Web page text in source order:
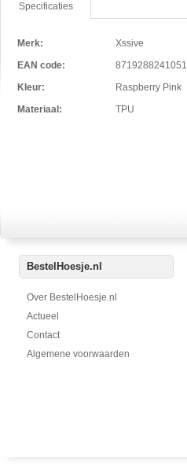
Specificaties
Merk:
Xssive
EAN code:
8719288241051
Kleur:
Raspberry Pink
Materiaal:
TPU
BestelHoesje.nl
Over BestelHoesje.nl
Actueel
Contact
Algemene voorwaarden